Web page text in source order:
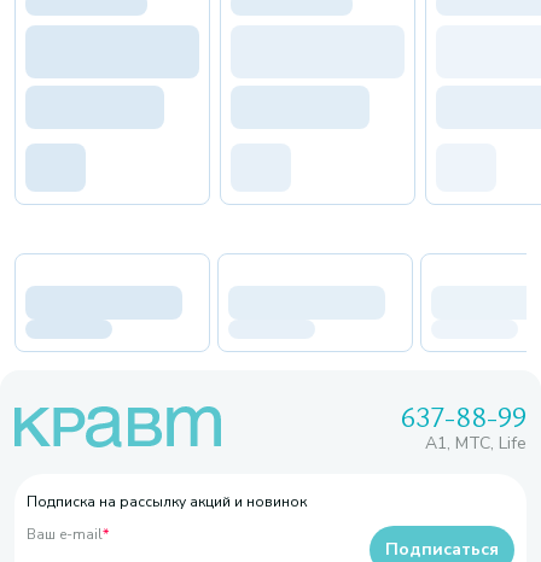
637-88-99
A1, МТС, Life
Подписка на рассылку акций и новинок
Ваш e-mail*
Подписаться